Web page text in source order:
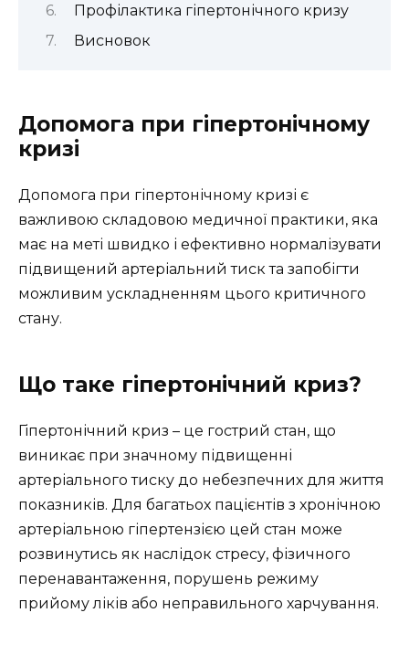
Профілактика гіпертонічного кризу
Висновок
Допомога при гіпертонічному
кризі
Допомога при гіпертонічному кризі є
важливою складовою медичної практики, яка
має на меті швидко і ефективно нормалізувати
підвищений артеріальний тиск та запобігти
можливим ускладненням цього критичного
стану.
Що таке гіпертонічний криз?
Гіпертонічний криз – це гострий стан, що
виникає при значному підвищенні
артеріального тиску до небезпечних для життя
показників. Для багатьох пацієнтів з хронічною
артеріальною гіпертензією цей стан може
розвинутись як наслідок стресу, фізичного
перенавантаження, порушень режиму
прийому ліків або неправильного харчування.